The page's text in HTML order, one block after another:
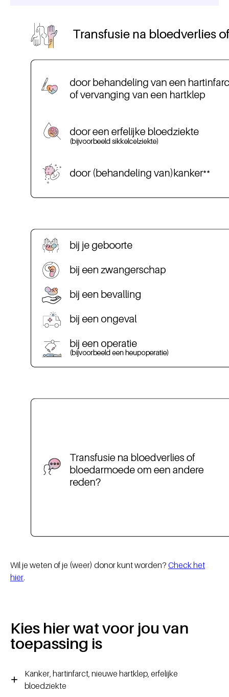
Wil je weten of je (weer) donor kunt worden? Check het
hier.
Kies hier wat voor jou van
toepassing is
Kanker, hartinfarct, nieuwe hartklep, erfelijke
bloedziekte